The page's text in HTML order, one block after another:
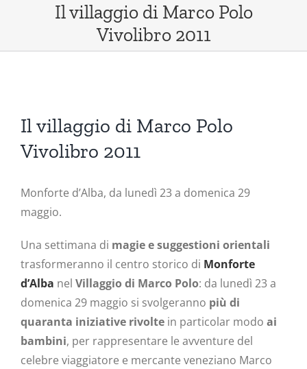
Il villaggio di Marco Polo
Vivolibro 2011
immagine
Il villaggio di Marco Polo
Vivolibro 2011
Monforte d’Alba, da lunedì 23 a domenica 29
maggio.
Una settimana di magie e suggestioni orientali
trasformeranno il centro storico di Monforte
d’Alba nel Villaggio di Marco Polo: da lunedì 23 a
domenica 29 maggio si svolgeranno più di
quaranta iniziative rivolte in particolar modo ai
bambini, per rappresentare le avventure del
celebre viaggiatore e mercante veneziano Marco